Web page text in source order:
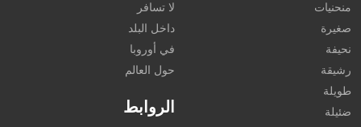
منحنيات
صغيرة
نحيفة
رشيقة
طويلة
ضئيلة
لا تسافر
داخل البلد
في أوروبا
حول العالم
الروابط